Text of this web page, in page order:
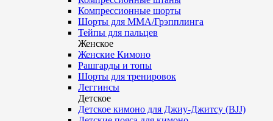
Компрессионные шорты
Шорты для ММА/Грэпплинга
Тейпы для пальцев
Женское
Женские Кимоно
Рашгарды и топы
Шорты для тренировок
Леггинсы
Детское
Детское кимоно для Джиу-Джитсу (BJJ)